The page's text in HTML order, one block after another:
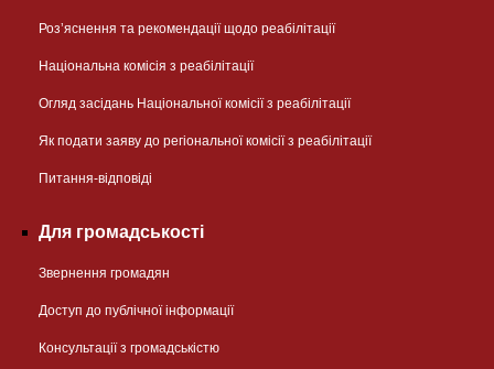
Розʼяснення та рекомендації щодо реабілітації
Національна комісія з реабілітації
Огляд засідань Національної комісії з реабілітації
Як подати заяву до регіональної комісії з реабілітації
Питання-відповіді
Для громадськості
Звернення громадян
Доступ до публічної інформації
Консультації з громадськістю